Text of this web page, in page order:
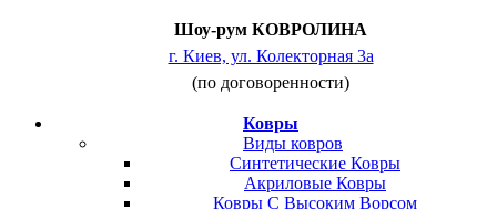
Шоу-рум КОВРОЛИНА
г. Киев, ул. Колекторная 3а
(по договоренности)
Ковры
Виды ковров
Синтетические Ковры
Акриловые Ковры
Ковры С Высоким Ворсом